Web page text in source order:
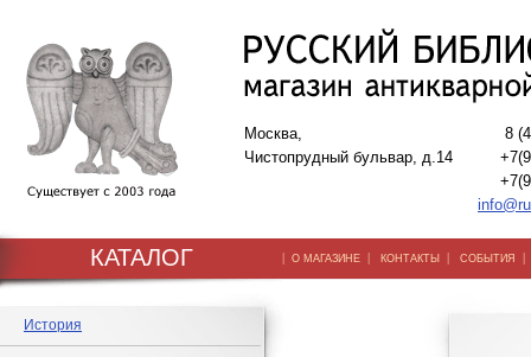
Москва,
Чистопрудный бульвар, д.14
8
КАТАЛОГ | О МАГАЗИНЕ | КОНТАКТЫ | СОБЫТИЯ
История